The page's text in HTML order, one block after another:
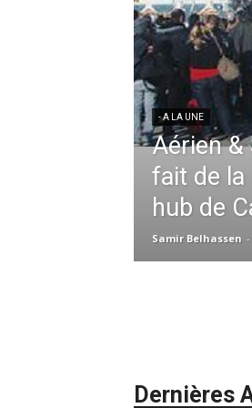
- A LA UNE
Une
Zahidi
Samir Belhassen -
Dernières